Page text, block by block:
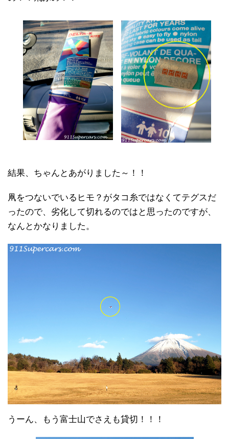
結果、ちゃんとあがりました～！！
凧をつないでいるヒモ？がタコ糸ではなくてテグスだ
ったので、劣化して切れるのではと思ったのですが、
なんとかなりました。
うーん、もう富士山でさえも貸切！！！